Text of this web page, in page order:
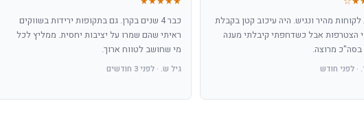
לקוחות מהיר ונגיש. היה עיכוב קטן בקבלת
הצטרפות אבל כשדחפתי קיבלתי מענה
בסה"כ מרוצה.
· לפני חודש
כבר 4 שנים בקרן. גם בתקופות ירידות בשווקים
ראיתי שהם שמרו על יציבות יחסית. ממליץ לכל
מי שחושב לטווח ארוך.
גיל ש. · לפני 3 חודשים